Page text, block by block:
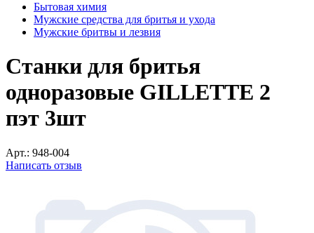
Бытовая химия
Мужские средства для бритья и ухода
Мужские бритвы и лезвия
Станки для бритья
одноразовые GILLETTE 2
пэт 3шт
Арт.: 948-004
Написать отзыв